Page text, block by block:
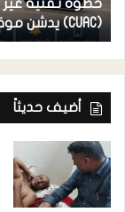
خطوة تقنية غير
(CUAC) يدشن موقعه الرسمي ومنصاته الرقمية في عدن
أضيف حديثاً